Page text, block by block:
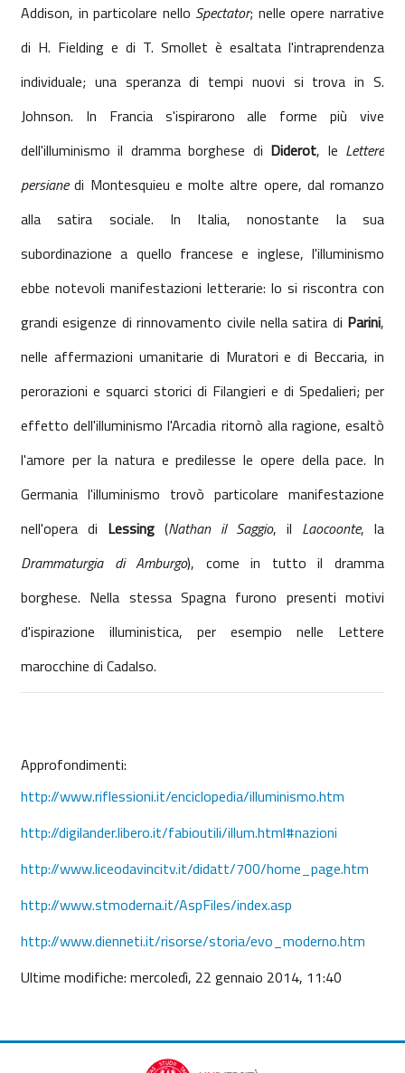
Addison, in particolare nello Spectator; nelle opere narrative
di H. Fielding e di T. Smollet è esaltata l'intraprendenza
individuale; una speranza di tempi nuovi si trova in S.
Johnson. In Francia s'ispirarono alle forme più vive
dell'illuminismo il dramma borghese di Diderot, le Lettere
persianedi Montesquieu e molte altre opere, dal romanzo
alla satira sociale. In Italia, nonostante la sua
subordinazione a quello francese e inglese, l'illuminismo
ebbe notevoli manifestazioni letterarie: lo si riscontra con
grandi esigenze di rinnovamento civile nella satira di Parini,
nelle affermazioni umanitarie di Muratori e di Beccaria, in
perorazioni e squarci storici di Filangieri e di Spedalieri; per
effetto dell'illuminismo l'Arcadia ritornò alla ragione, esaltò
l'amore per la natura e predilesse le opere della pace. In
Germania l'illuminismo trovò particolare manifestazione
nell'opera di Lessing (Nathan il Saggio, il Laocoonte, la
Drammaturgia di Amburgo), come in tutto il dramma
borghese. Nella stessa Spagna furono presenti motivi
d'ispirazione illuministica, per esempio nelle Lettere
marocchine di Cadalso.
Approfondimenti:
http://www.riflessioni.it/enciclopedia/illuminismo.htm
http://digilander.libero.it/fabioutili/illum.html#nazioni
http://www.liceodavincitv.it/didatt/700/home_page.htm
http://www.stmoderna.it/AspFiles/index.asp
http://www.dienneti.it/risorse/storia/evo_moderno.htm
Ultime modifiche: mercoledì, 22 gennaio 2014, 11:40